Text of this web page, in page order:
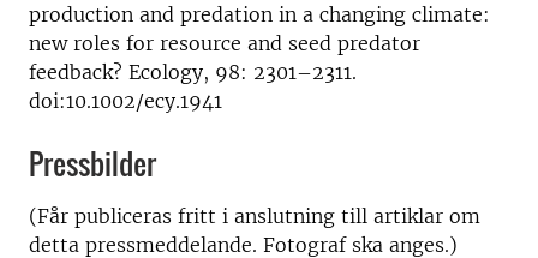
production and predation in a changing climate:
new roles for resource and seed predator
feedback? Ecology, 98: 2301–2311.
doi:10.1002/ecy.1941
Pressbilder
(Får publiceras fritt i anslutning till artiklar om
detta pressmeddelande. Fotograf ska anges.)